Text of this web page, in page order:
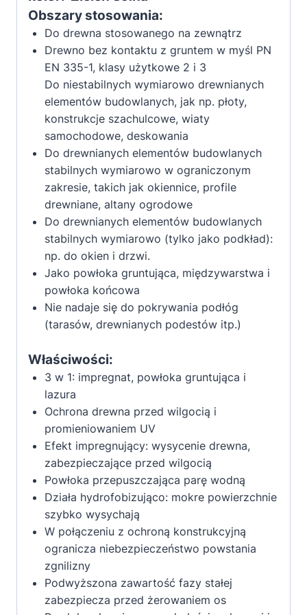
Obszary stosowania:
Do drewna stosowanego na zewnątrz
Drewno bez kontaktu z gruntem w myśl PN
EN 335-1, klasy użytkowe 2 i 3
Do niestabilnych wymiarowo drewnianych
elementów budowlanych, jak np. płoty,
konstrukcje szachulcowe, wiaty
samochodowe, deskowania
Do drewnianych elementów budowlanych
stabilnych wymiarowo w ograniczonym
zakresie, takich jak okiennice, profile
drewniane, altany ogrodowe
Do drewnianych elementów budowlanych
stabilnych wymiarowo (tylko jako podkład):
np. do okien i drzwi.
Jako powłoka gruntująca, międzywarstwa i
powłoka końcowa
Nie nadaje się do pokrywania podłóg
(tarasów, drewnianych podestów itp.)
Właściwości:
3 w 1: impregnat, powłoka gruntująca i
lazura
Ochrona drewna przed wilgocią i
promieniowaniem UV
Efekt impregnujący: wysycenie drewna,
zabezpieczające przed wilgocią
Powłoka przepuszczająca parę wodną
Działa hydrofobizująco: mokre powierzchnie
szybko wysychają
W połączeniu z ochroną konstrukcyjną
ogranicza niebezpieczeństwo powstania
zgnilizny
Podwyższona zawartość fazy stałej
zabezpiecza przed żerowaniem os